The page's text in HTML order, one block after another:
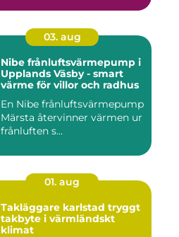
03. aug
Nibe frånluftsvärmepump i
Upplands Väsby - smart
värme för villor och radhus
En Nibe frånluftsvärmepump
Märsta återvinner värmen ur
frånluften s...
01. aug
Takläggare karlstad tryggt
takbyte i värmländskt
klimat